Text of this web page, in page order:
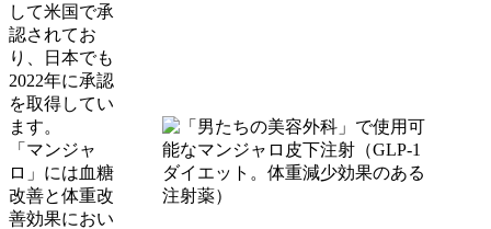
して米国で承
認されてお
り、日本でも
2022年に承認
を取得してい
ます。
「マンジャ
ロ」には血糖
改善と体重改
善効果におい